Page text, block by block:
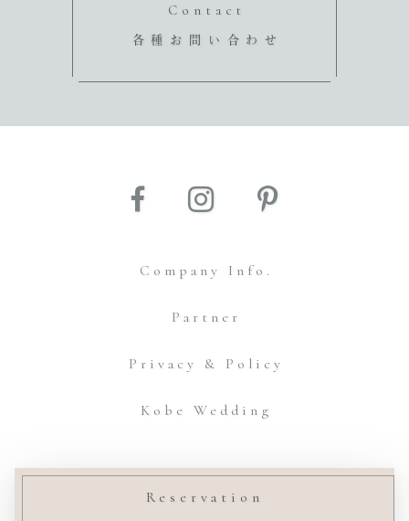
Reservation
Contact
各種お問い合わせ
Company Info.
Partner
Privacy & Policy
Kobe Wedding
© Amtteliebe Co.,Ltd.